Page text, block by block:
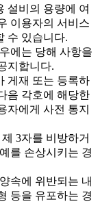
설비의 용량에 여
이용자의 서비스
수 있습니다.
에는 당해 사항을
지합니다.
게재 또는 등록하
음 각호에 해당한
자에게 사전 통지
3자를 비방하거
를 손상시키는 경
속에 위반되는 내
등을 유포하는 경